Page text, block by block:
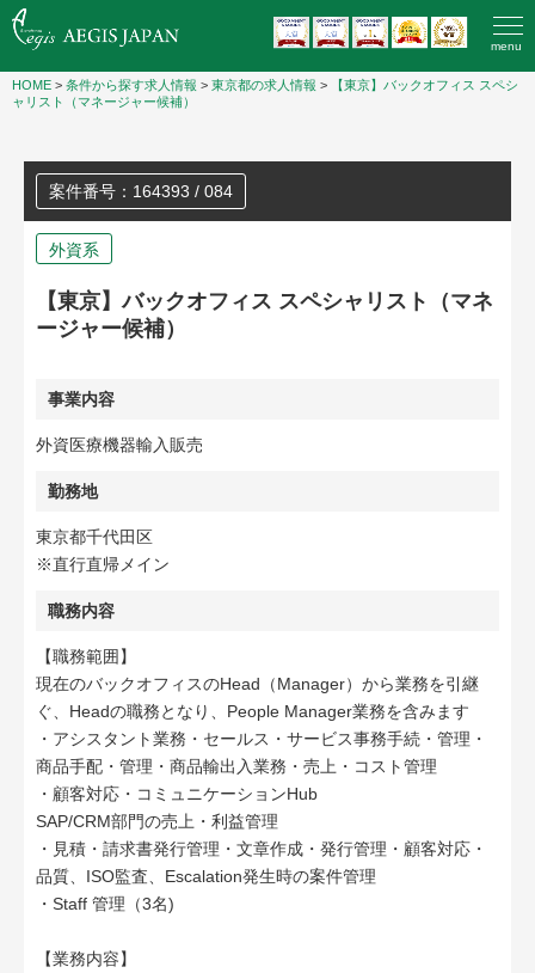
menu
HOME > 条件から探す求人情報 > 東京都の求人情報 >
【東京】バックオフィス スペシ
ャリスト（マネージャー候補）
案件番号：164393 / 084
外資系
【東京】バックオフィス スペシャリスト（マネ
ージャー候補）
事業内容
外資医療機器輸入販売
勤務地
東京都千代田区
※直行直帰メイン
職務内容
【職務範囲】
現在のバックオフィスのHead（Manager）から業務を引継
ぐ、Headの職務となり、People Manager業務を含みます
・アシスタント業務・セールス・サービス事務手続・管理・
商品手配・管理・商品輸出入業務・売上・コスト管理
・顧客対応・コミュニケーションHub
SAP/CRM部門の売上・利益管理
・見積・請求書発行管理・文章作成・発行管理・顧客対応・
品質、ISO監査、Escalation発生時の案件管理
・Staff 管理（3名)
【業務内容】